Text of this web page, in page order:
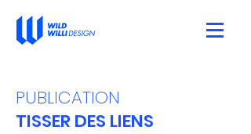
PUBLICATION
TISSER DES LIENS